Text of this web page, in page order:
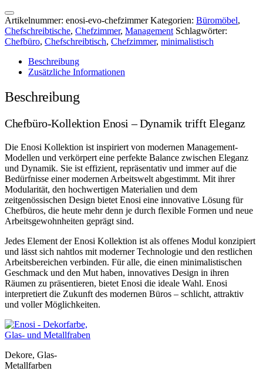
Artikelnummer: enosi-evo-chefzimmer Kategorien: Büromöbel,
Chefschreibtische, Chefzimmer, Management Schlagwörter:
Chefbüro, Chefschreibtisch, Chefzimmer, minimalistisch
Beschreibung
Zusätzliche Informationen
Beschreibung
Chefbüro-Kollektion Enosi – Dynamik trifft Eleganz
Die Enosi Kollektion ist inspiriert von modernen Management-
Modellen und verkörpert eine perfekte Balance zwischen Eleganz
und Dynamik. Sie ist effizient, repräsentativ und immer auf die
Bedürfnisse einer modernen Arbeitswelt abgestimmt. Mit ihrer
Modularität, den hochwertigen Materialien und dem
zeitgenössischen Design bietet Enosi eine innovative Lösung für
Chefbüros, die heute mehr denn je durch flexible Formen und neue
Arbeitsgewohnheiten geprägt sind.
Jedes Element der Enosi Kollektion ist als offenes Modul konzipiert
und lässt sich nahtlos mit moderner Technologie und den restlichen
Arbeitsbereichen verbinden. Für alle, die einen minimalistischen
Geschmack und den Mut haben, innovatives Design in ihren
Räumen zu präsentieren, bietet Enosi die ideale Wahl. Enosi
interpretiert die Zukunft des modernen Büros – schlicht, attraktiv
und voller Möglichkeiten.
Dekore, Glas-
Metallfarben